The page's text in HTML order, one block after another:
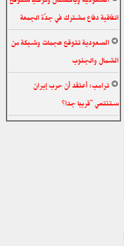
اتفاقية دفاع مشترك في جدّة الجمعة
السعودية تتوقع هجمات وشيكة من
الشمال والجنوب
ترامب: أعتقد أن حرب إيران
ستنتهي “قريبا جدا”